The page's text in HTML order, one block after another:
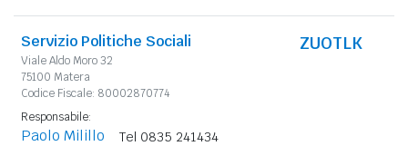
Servizio Politiche Sociali
Viale Aldo Moro 32
75100 Matera
Codice Fiscale: 80002870774
ZUOTLK
Responsabile:
Paolo Milillo Tel 0835 241434